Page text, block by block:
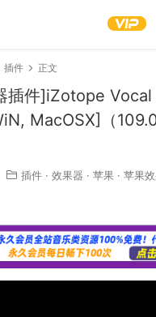
插件 正文
插件]iZotope
MacOSX]（
插件 · 效果器 · 苹果 · 苹果